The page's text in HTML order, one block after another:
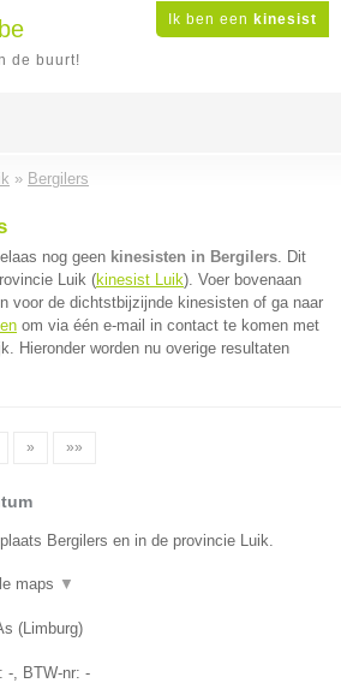
Ik ben een kinesist
de buurt!
» Bergilers
nog geen kinesisten in Bergilers. Dit
Luik (kinesist Luik). Voer bovenaan
voor de dichtstbijzijnde kinesisten of ga naar
om via één e-mail in contact te komen met
Hieronder worden nu overige resultaten
» »»
Bergilers en in de provincie Luik.
maps ▼
(Limburg)
-, BTW-nr: -